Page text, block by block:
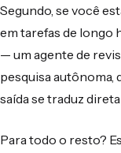
Segundo, se você
em tarefas de longo
— um agente de
pesquisa autônoma,
saída se traduz
Para todo o resto?